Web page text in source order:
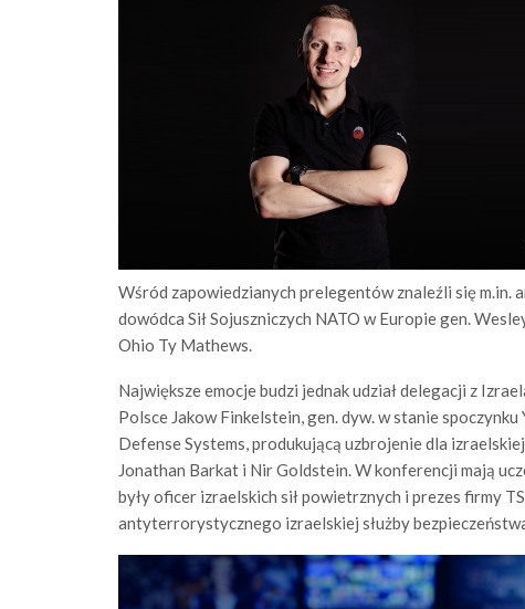
Wśród zapowiedzianych prelegentów znaleźli się m.in.
dowódca Sił Sojuszniczych NATO w Europie gen.
Ohio Ty Mathews.
Największe emocje budzi jednak udział delegacji z
Polsce Jakow Finkelstein, gen. dyw. w stanie
Defense Systems, produkującą uzbrojenie dla
Jonathan Barkat i Nir Goldstein. W konferencji mają
były oficer izraelskich sił powietrznych i prezes firmy
antyterrorystycznego izraelskiej służby